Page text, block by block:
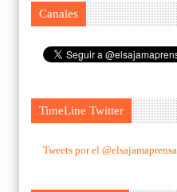
Canales
TimeLine Twitter
Tweets por el @elsajamaprensa.